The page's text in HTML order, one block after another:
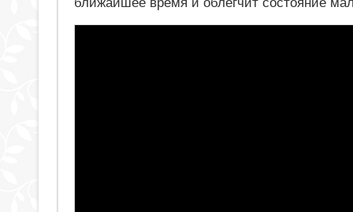
ближайшее время и облегчит состояние